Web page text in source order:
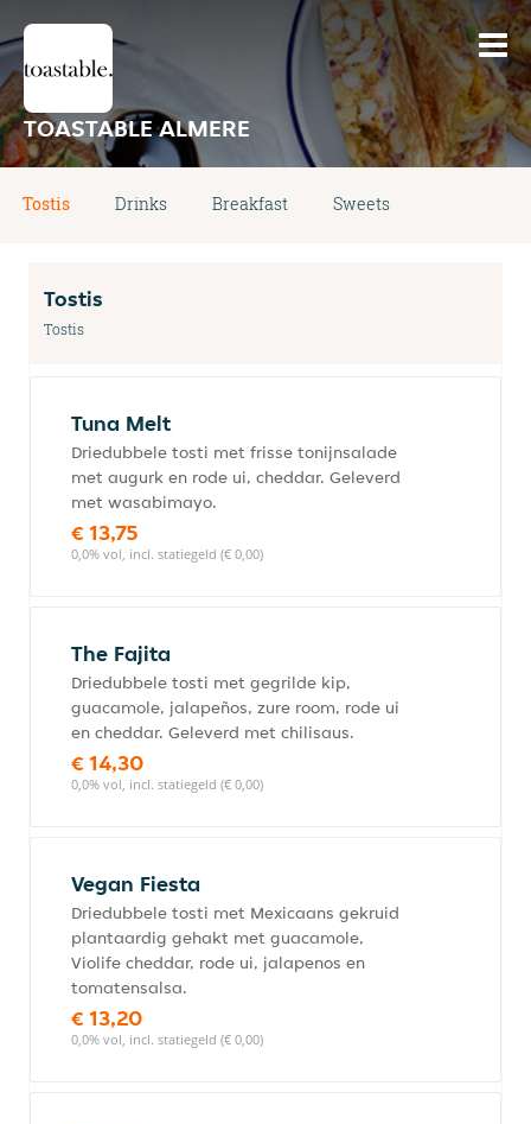
TOASTABLE ALMERE
Tostis Drinks Breakfast Sweets
Tostis
Tostis
Tuna Melt
Driedubbele tosti met frisse tonijnsalade
met augurk en rode ui, cheddar. Geleverd
met wasabimayo.
€ 13,75
0,0% vol, incl. statiegeld (€ 0,00)
The Fajita
Driedubbele tosti met gegrilde kip,
guacamole, jalapeños, zure room, rode ui
en cheddar. Geleverd met chilisaus.
€ 14,30
0,0% vol, incl. statiegeld (€ 0,00)
Vegan Fiesta
Driedubbele tosti met Mexicaans gekruid
plantaardig gehakt met guacamole,
Violife cheddar, rode ui, jalapenos en
tomatensalsa.
€ 13,20
0,0% vol, incl. statiegeld (€ 0,00)